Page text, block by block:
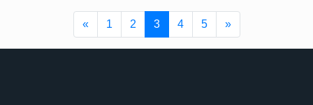
«Previous
1 2 3 4 5 »Next